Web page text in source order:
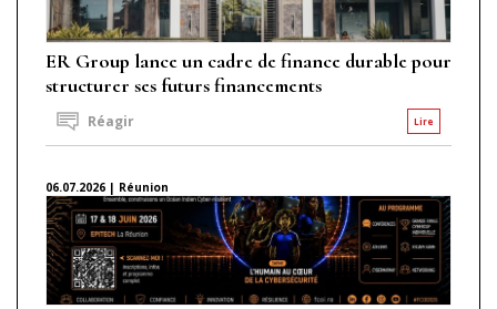
ER Group lance un cadre de finance durable pour
structurer ses futurs financements
Lire
Réagir
06.07.2026 | Réunion